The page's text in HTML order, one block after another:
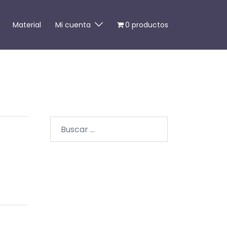
Material Mi cuenta 0 productos